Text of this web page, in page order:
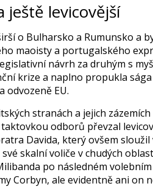
ještě levicovější
o Bulharsko a Rumunsko a
maoisty a portugalského
návrh za druhým s
krize a naplno propukla
odvozeně EU.
stranách a jejich
odborů převzal
Davida, který ovšem sloužil
skalní voliče v chudých
po následném
Corbyn, ale evidentně ani on